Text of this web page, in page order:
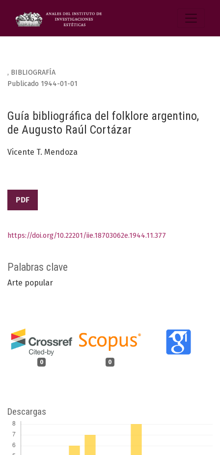
, BIBLIOGRAFÍA
Guía bibliográfica del folklore argentino,
de Augusto Raúl Cortázar
Publicado 1944-01-01
Vicente T. Mendoza
PDF
Palabras clave
Arte popular
0 0
https://doi.org/10.22201/iie.18703062e.1944.11.377
Descargas